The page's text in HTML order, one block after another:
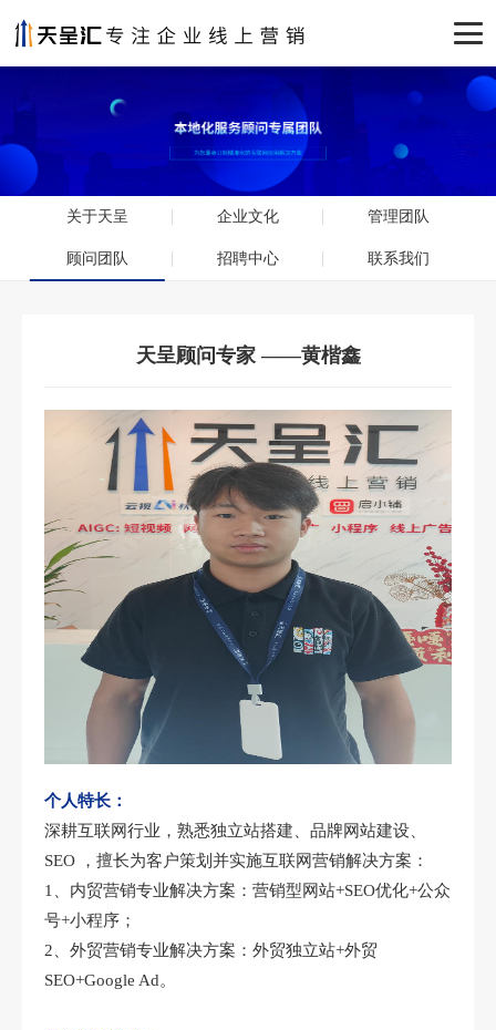
关于天呈 企业文化 管理团队
顾问团队 招聘中心 联系我们
天呈顾问专家 ——黄楷鑫
个人特长：
深耕互联网行业，熟悉独立站搭建、品牌网站建设、
SEO ，擅长为客户策划并实施互联网营销解决方案：
1、内贸营销专业解决方案：营销型网站+SEO优化+公众
号+小程序；
2、外贸营销专业解决方案：外贸独立站+外贸
SEO+Google Ad。